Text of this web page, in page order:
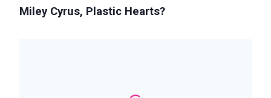
Miley Cyrus, Plastic Hearts?